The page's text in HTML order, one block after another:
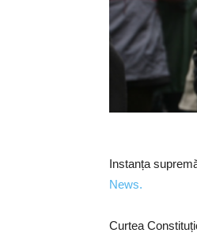
Instanța
News.
Curtea